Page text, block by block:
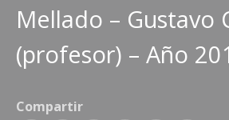
Mellado – Gustavo
(profesor) – Año
Compartir